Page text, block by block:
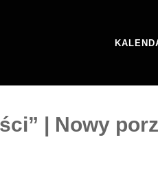
| Nowy